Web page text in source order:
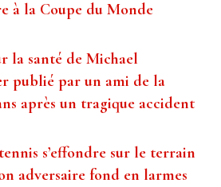
à la Coupe du Monde
la santé de Michael
publié par un ami de la
après un tragique accident
s’effondre sur le terrain
adversaire fond en larmes